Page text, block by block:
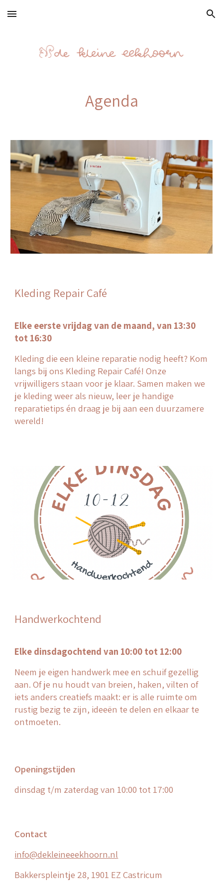
Skip to main content Skip to navigation
Agenda
Kleding Repair Café
Elke eerste vrijdag van de maand, van 13:30
tot 16:30
Kleding die een kleine reparatie nodig heeft? Kom
langs bij ons Kleding Repair Café! Onze
vrijwilligers staan voor je klaar. Samen maken we
je kleding weer als nieuw, leer je handige
reparatietips én draag je bij aan een duurzamere
wereld!
Handwerkochtend
Elke dinsdagochtend van 10:00 tot 12:00
Neem je eigen handwerk mee en schuif gezellig
aan. Of je nu houdt van breien, haken, vilten of
iets anders creatiefs maakt: er is alle ruimte om
rustig bezig te zijn, ideeën te delen en elkaar te
ontmoeten.
Openingstijden
dinsdag t/m zaterdag van 10:00 tot 17:00
Contact
info@dekleineeekhoorn.nl
Bakkerspleintje 28, 1901 EZ Castricum